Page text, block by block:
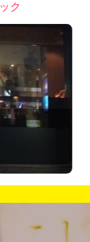
ク